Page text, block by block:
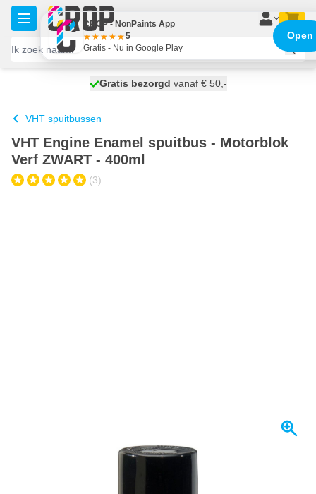
Ga naar de inhoud
morgen bezorgd
Gratis bezorgd vanaf € 50,-
100 dagen
VHT spuitbussen
VHT Engine Enamel spuitbus - Motorblok
Verf ZWART - 400ml
(3)
Binnenkort op voorraad
CROP - NonPaints App
5
Gratis - Nu in Google Play
Open